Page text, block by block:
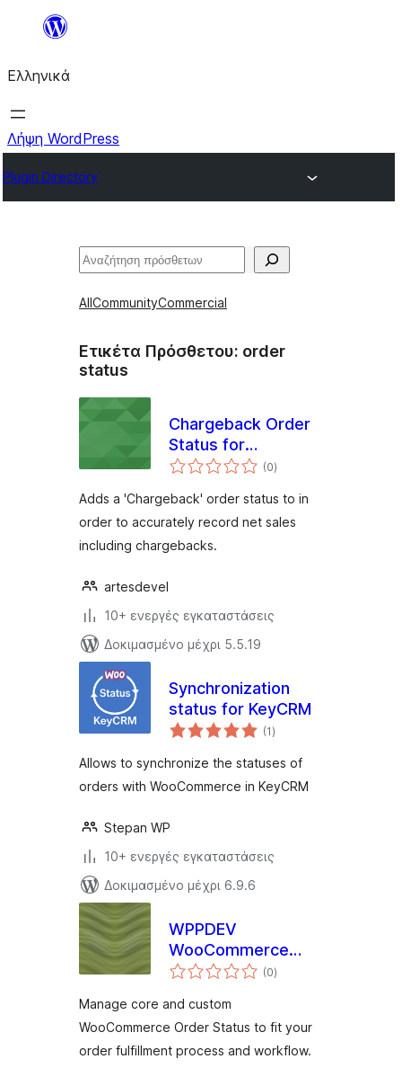
Μετάβαση
περιεχόμενο
Ελληνικά
Λήψη WordPress
Plugin Directory
Αναζήτηση
AllCommunityCommercial
Ετικέτα Πρόσθετου: order
status
Chargeback Order
Status for
Woocommerce
(0αξιολογήσεις
σύνολο
)
Adds a 'Chargeback' order status to in
order to accurately record net sales
including chargebacks.
artesdevel
10+ ενεργές εγκαταστάσεις
Δοκιμασμένο μέχρι 5.5.19
Synchronization
status for KeyCRM
(1αξιολογήσεις
σύνολο
)
Allows to synchronize the statuses of
orders with WooCommerce in KeyCRM
Stepan WP
10+ ενεργές εγκαταστάσεις
Δοκιμασμένο μέχρι 6.9.6
WPPDEV
WooCommerce
Order Status(0αξιολογήσεις
σύνολο
)
Manage core and custom
WooCommerce Order Status to fit your
order fulfillment process and workflow.